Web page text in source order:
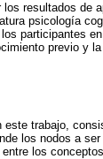
resultados de
psicología
participantes
previo y
trabajo,
los nodos a
los